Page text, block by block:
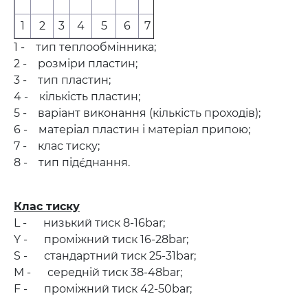
1
2 3 4 5 6 7
1 - тип теплообмінника;
2 - розміри пластин;
3 - тип пластин;
4 - кількість пластин;
5 - варіант виконання (кількість проходів);
6 - матеріал пластин і матеріал припою;
7 - клас тиску;
8 - тип під´єднання.
Клас тиску
L - низький тиск 8-16bar;
Y - проміжний тиск 16-28bar;
S - стандартний тиск 25-31bar;
M - середній тиск 38-48bar;
F - проміжний тиск 42-50bar;